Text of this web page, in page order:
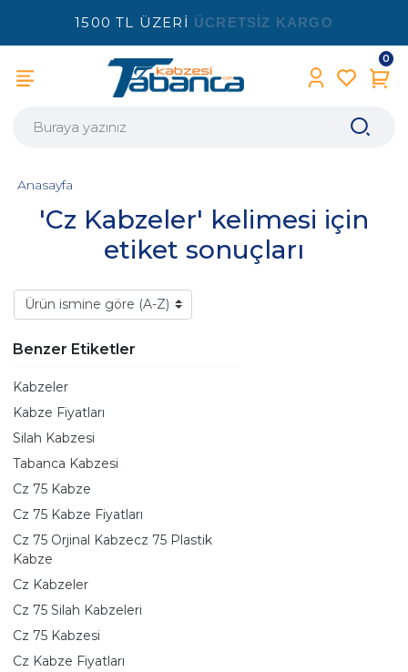
1500 TL ÜZERİ ÜCRETSİZ KARGO
0
'Cz Kabzeler' kelimesi için
etiket sonuçları
Anasayfa
Benzer Etiketler
Kabzeler
Kabze Fiyatları
Silah Kabzesi
Tabanca Kabzesi
Cz 75 Kabze
Cz 75 Kabze Fiyatları
Cz 75 Orjinal Kabzecz 75 Plastik
Kabze
Cz Kabzeler
Cz 75 Silah Kabzeleri
Cz 75 Kabzesi
Cz Kabze Fiyatları